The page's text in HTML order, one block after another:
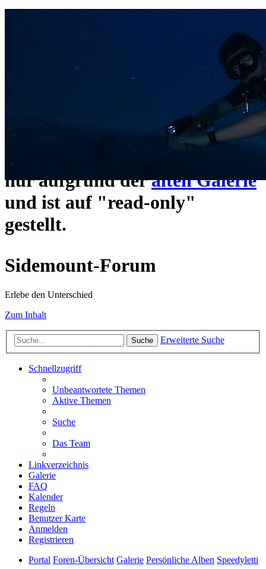
Das Sidemount-Forum ist auf
umgezogen und wie gewohnt
https://www.sidemount-
erreichbar.
nur aufgrund deralten Galerie
und ist auf "read-only"
gestellt.
Sidemount-Forum
Erlebe den Unterschied
Zum Inhalt
Suche Erweiterte Suche
Schnellzugriff
Unbeantwortete Themen
Aktive Themen
Suche
Das Team
Linkverzeichnis
Galerie
FAQ
Kalender
Regeln
Benutzer Karte
Anmelden
Registrieren
Portal Foren-Übersicht Galerie Persönliche Alben Speedyletti